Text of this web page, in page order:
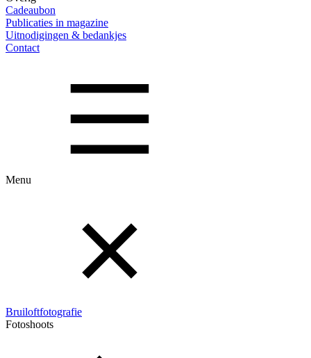
Cadeaubon
Publicaties in magazine
Uitnodigingen & bedankjes
Contact
Menu
Bruiloftfotografie
Fotoshoots